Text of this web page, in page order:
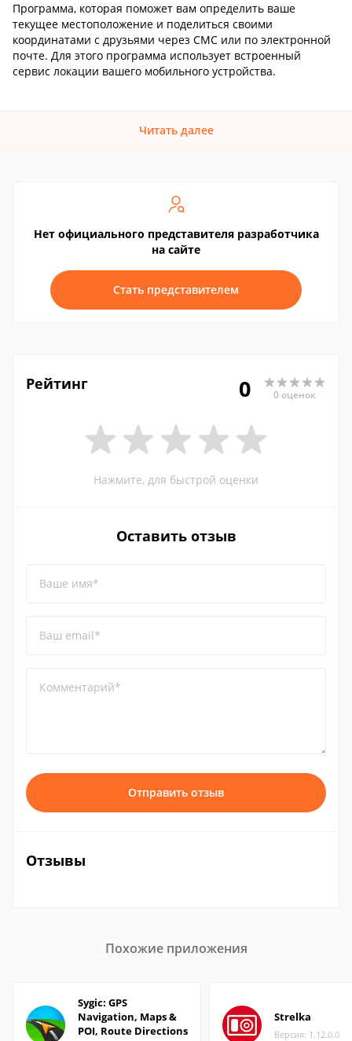
Программа, которая поможет вам определить ваше
текущее местоположение и поделиться своими
координатами с друзьями через СМС или по электронной
почте. Для этого программа использует встроенный
сервис локации вашего мобильного устройства.
Читать далее
Нет официального представителя разработчика
на сайте
Стать представителем
Рейтинг 0 0 оценок
Нажмите, для быстрой оценки
Оставить отзыв
Ваше имя*
Ваш email*
Комментарий*
Отправить отзыв
Отзывы
Похожие приложения
Sygic: GPS
Navigation, Maps &
POI, Route Directions
Strelka
Версия: 1.12.0.0